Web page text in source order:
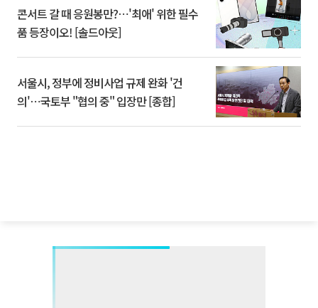
콘서트 갈 때 응원봉만?⋯'최애' 위한 필수
품 등장이오! [솔드아웃]
서울시, 정부에 정비사업 규제 완화 '건
의'⋯국토부 "협의 중" 입장만 [종합]